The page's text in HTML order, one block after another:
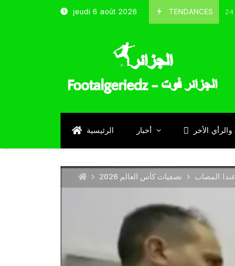
jeudi 6 août 2026 TENDANCES
Octobre 8, 2024 قسنطينة
الرئيسية أخبار والرأي الأخر
تصفيات كأس العالم 2026 المصاب